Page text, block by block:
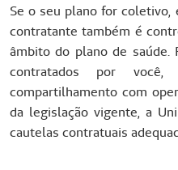
Se o seu plano for coletivo,
contratante também é
âmbito do plano de saúde.
contratados por
compartilhamento com
da legislação vigente, a
cautelas contratuais